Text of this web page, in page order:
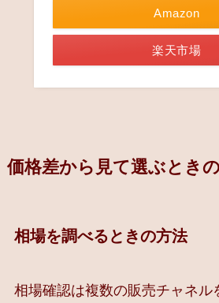
Amazon
楽天市場
価格差から見て選ぶとき
相場を調べるときの方法
相場確認は複数の販売チャネル